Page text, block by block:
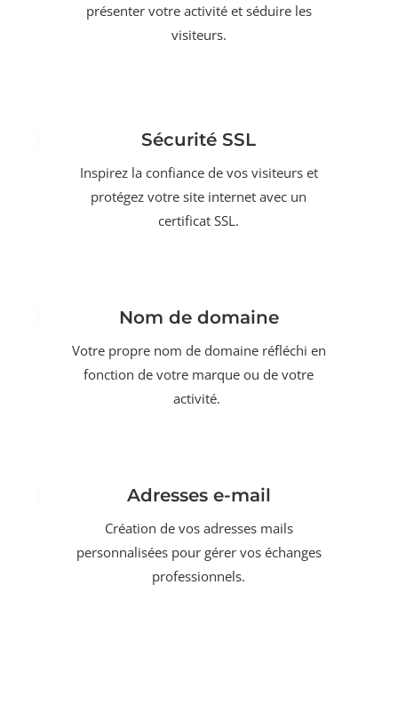
présenter votre activité et séduire les
visiteurs.
Sécurité SSL
Inspirez la confiance de vos visiteurs et
protégez votre site internet avec un
certificat SSL.
Nom de domaine
Votre propre nom de domaine réfléchi en
fonction de votre marque ou de votre
activité.
Adresses e-mail
Création de vos adresses mails
personnalisées pour gérer vos échanges
professionnels.